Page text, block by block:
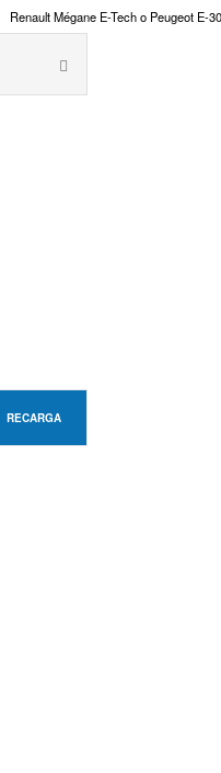
Renault Mégane E-Tech o Peugeot E-
RECARGA